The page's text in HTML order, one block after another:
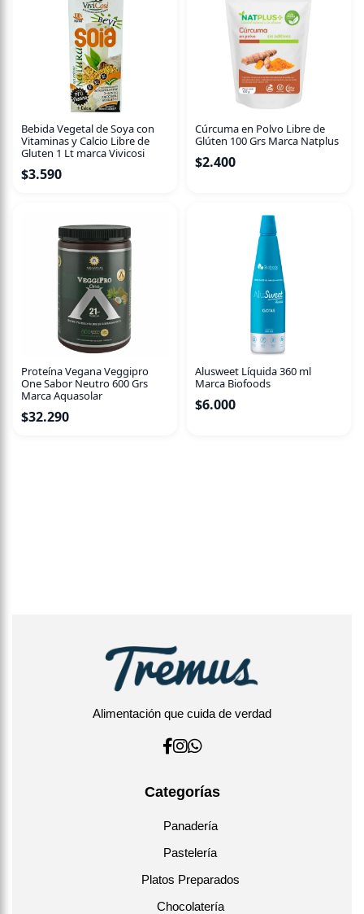
Bebida Vegetal de Soya con
Vitaminas y Calcio Libre de
Gluten 1 Lt marca Vivicosi
$3.590
Cúrcuma en Polvo Libre de
Glúten 100 Grs Marca Natplus
$2.400
Proteína Vegana Veggipro
One Sabor Neutro 600 Grs
Marca Aquasolar
$32.290
Alusweet Líquida 360 ml
Marca Biofoods
$6.000
Alimentación que cuida de verdad
Categorías
Panadería
Pastelería
Platos Preparados
Chocolatería